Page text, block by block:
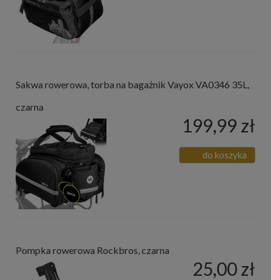
Sakwa rowerowa, torba na bagażnik Vayox VA0346 35L,
czarna
199,99 zł
do koszyka
Pompka rowerowa Rockbros, czarna
25,00 zł